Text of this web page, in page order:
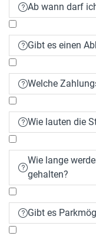
Ab wann darf
Gibt es einen
Welche
Wie lauten die

Wie lange
gehalten?
Gibt es